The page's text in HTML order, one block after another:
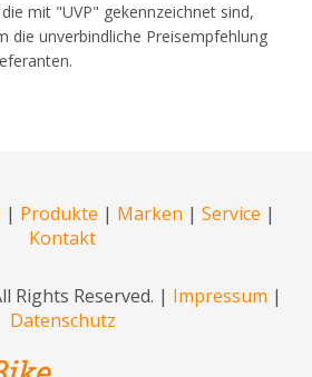
mit "UVP" gekennzeichnet sind,
die unverbindliche Preisempfehlung
| Produkte | Marken | Service |
Kontakt
Rights Reserved. | Impressum |
Datenschutz